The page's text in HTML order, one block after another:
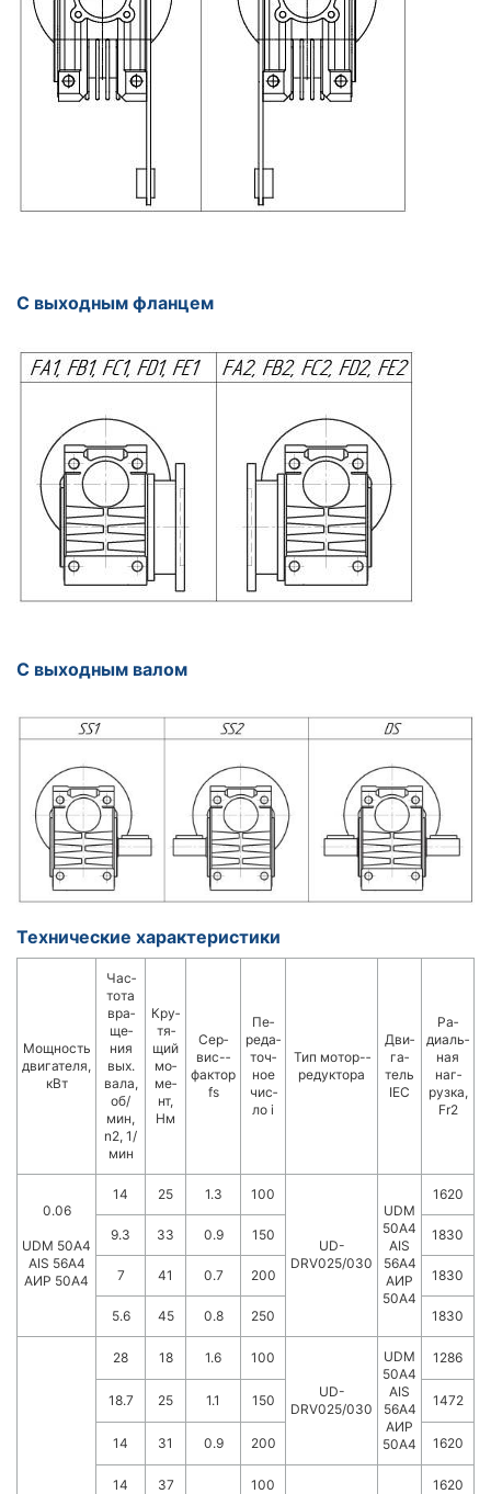
С выходным фланцем
С выходным валом
Технические характеристики
Мощ­ность
двигателя,
кВт
Час­
то­та
вра­
ще­
ния
вых.
вала,
об/
мин,
n2, 1/
мин
Кру­
тя­
щий
мо­
ме­
нт,
Нм
Сер­
вис-­
фактор
fs
Пе­
ре­да­
точ­
ное
чис­
ло i
Тип мотор-­
ре­дук­то­ра
Дви­
га­
тель
IEC
Ра­
диаль­
ная
наг­
руз­ка,
Fr2
0.06
UDM 50A4
AIS 56A4
AИР 50А4
14 25 1.3 100
UD-
DRV025/030
UDM
50A4
AIS
56A4
АИР
50А4
1620
9.3 33 0.9 150 1830
7 41 0.7 200 1830
5.6 45 0.8 250 1830
28 18 1.6 100
UD-
DRV025/030
UDM
50A4
AIS
56A4
АИР
50А4
1286
18.7 25 1.1 150 1472
14 31 0.9 200 1620
14 37 100 1620